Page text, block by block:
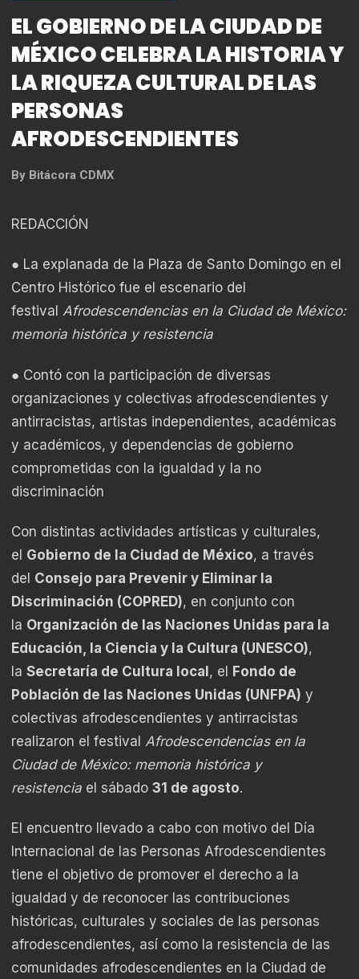
EL GOBIERNO DE LA CIUDAD DE
MÉXICO CELEBRA LA HISTORIA Y
LA RIQUEZA CULTURAL DE LAS
PERSONAS
AFRODESCENDIENTES
By Bitácora CDMX
REDACCIÓN
● La explanada de la Plaza de Santo Domingo en el
Centro Histórico fue el escenario del
festival Afrodescendencias en la Ciudad de México:
memoria histórica y resistencia
● Contó con la participación de diversas
organizaciones y colectivas afrodescendientes y
antirracistas, artistas independientes, académicas
y académicos, y dependencias de gobierno
comprometidas con la igualdad y la no
discriminación
Con distintas actividades artísticas y culturales,
el Gobierno de la Ciudad de México, a través
del Consejo para Prevenir y Eliminar la
Discriminación (COPRED), en conjunto con
la Organización de las Naciones Unidas para la
Educación, la Ciencia y la Cultura (UNESCO),
la Secretaría de Cultura local , el
Fondo de
Población de las Naciones Unidas (UNFPA) y
colectivas afrodescendientes y antirracistas
realizaron el festival Afrodescendencias en la
Ciudad de México: memoria histórica y
resistencia el sábado 31 de agosto.
El encuentro llevado a cabo con motivo del Día
Internacional de las Personas Afrodescendientes
tiene el objetivo de promover el derecho a la
igualdad y de reconocer las contribuciones
históricas, culturales y sociales de las personas
afrodescendientes, así como la resistencia de las
comunidades afrodescendientes en la Ciudad de